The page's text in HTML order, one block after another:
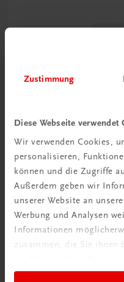
Zustimmung
Diese Webseite verwendet
Wir verwenden Cookies,
personalisieren,
können und die Zugriffe
Außerdem geben wir
unserer Website an
Werbung und Analysen
Informationen
zusammen, die Sie ihnen
Sachbuch
Bergwandern in
Salzkammergut